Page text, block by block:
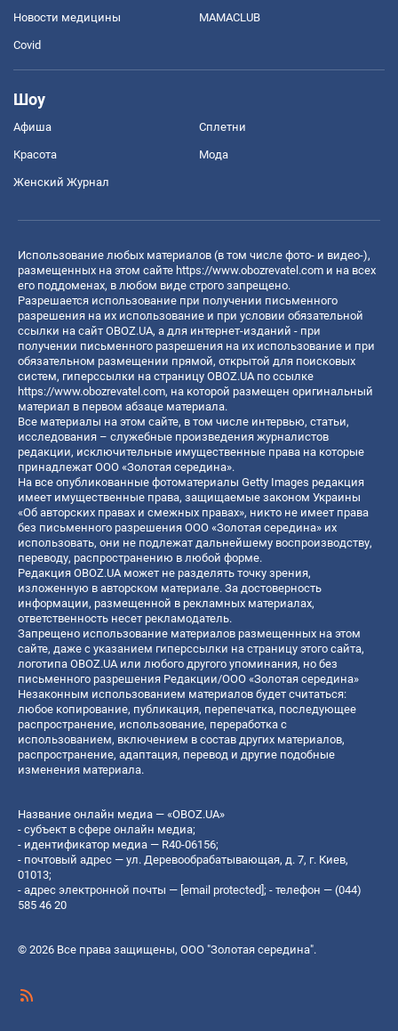
Новости медицины MAMACLUB
Covid
Шоу
Афиша Сплетни
Красота Мода
Женский Журнал
Использование любых материалов (в том числе фото- и видео-),
размещенных на этом сайте https://www.obozrevatel.com и на всех
его поддоменах, в любом виде строго запрещено.
Разрешается использование при получении письменного
разрешения на их использование и при условии обязательной
ссылки на сайт OBOZ.UA, а для интернет-изданий - при
получении письменного разрешения на их использование и при
обязательном размещении прямой, открытой для поисковых
систем, гиперссылки на страницу OBOZ.UA по ссылке
https://www.obozrevatel.com, на которой размещен оригинальный
материал в первом абзаце материала.
Все материалы на этом сайте, в том числе интервью, статьи,
исследования – служебные произведения журналистов
редакции, исключительные имущественные права на которые
принадлежат ООО «Золотая середина».
На все опубликованные фотоматериалы Getty Images редакция
имеет имущественные права, защищаемые законом Украины
«Об авторских правах и смежных правах», никто не имеет права
без письменного разрешения ООО «Золотая середина» их
использовать, они не подлежат дальнейшему воспроизводству,
переводу, распространению в любой форме.
Редакция OBOZ.UA может не разделять точку зрения,
изложенную в авторском материале. За достоверность
информации, размещенной в рекламных материалах,
ответственность несет рекламодатель.
Запрещено использование материалов размещенных на этом
сайте, даже с указанием гиперссылки на страницу этого сайта,
логотипа OBOZ.UA или любого другого упоминания, но без
письменного разрешения Редакции/ООО «Золотая середина»
Незаконным использованием материалов будет считаться:
любое копирование, публикация, перепечатка, последующее
распространение, использование, переработка с
использованием, включением в состав других материалов,
распространение, адаптация, перевод и другие подобные
изменения материала.
Название онлайн медиа — «OBOZ.UA»
- субъект в сфере онлайн медиа;
- идентификатор медиа — R40-06156;
- почтовый адрес — ул. Деревообрабатывающая, д. 7, г. Киев,
01013;
- адрес электронной почты — [email protected]; - телефон — (044)
585 46 20
© 2026 Все права защищены, ООО "Золотая середина".